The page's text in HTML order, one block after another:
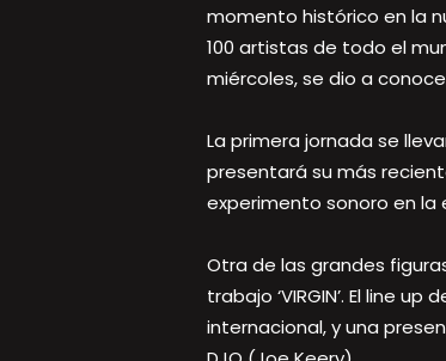
momento histórico en la
100 artistas de todo el
miércoles, se dio a
La primera jornada se
presentará su más
experimento sonoro en la
Otra de las grandes
trabajo ‘VIRGIN’. El line
internacional, y una